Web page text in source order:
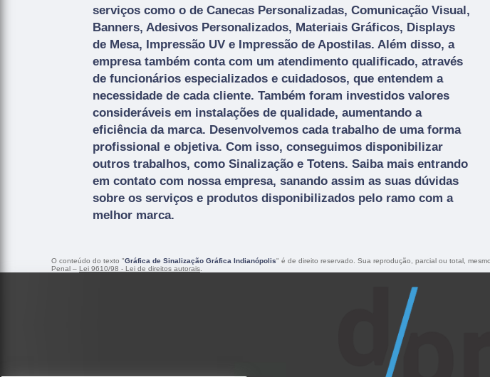
serviços como o de Canecas Personalizadas, Comunicação Visual,
Banners, Adesivos Personalizados, Materiais Gráficos, Displays
de Mesa, Impressão UV e Impressão de Apostilas. Além disso, a
empresa também conta com um atendimento qualificado, através
de funcionários especializados e cuidadosos, que entendem a
necessidade de cada cliente. Também foram investidos valores
consideráveis em instalações de qualidade, aumentando a
eficiência da marca. Desenvolvemos cada trabalho de uma forma
profissional e objetiva. Com isso, conseguimos disponibilizar
outros trabalhos, como Sinalização e Totens. Saiba mais entrando
em contato com nossa empresa, sanando assim as suas dúvidas
sobre os serviços e produtos disponibilizados pelo ramo com a
melhor marca.
O conteúdo do texto "Gráfica de Sinalização Gráfica Indianópolis" é de direito reservado. Sua reprodução, parcial ou total,
Penal – Lei 9610/98 - Lei de direitos autorais